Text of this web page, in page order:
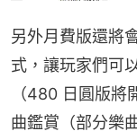
另外月費版還將
式，讓玩家們可
（480 日圓版
曲鑑賞（部分樂